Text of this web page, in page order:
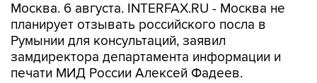
Москва. 6 августа. INTERFAX.RU - Москва не
планирует отзывать российского посла в
Румынии для консультаций, заявил
замдиректора департамента информации и
печати МИД России Алексей Фадеев.